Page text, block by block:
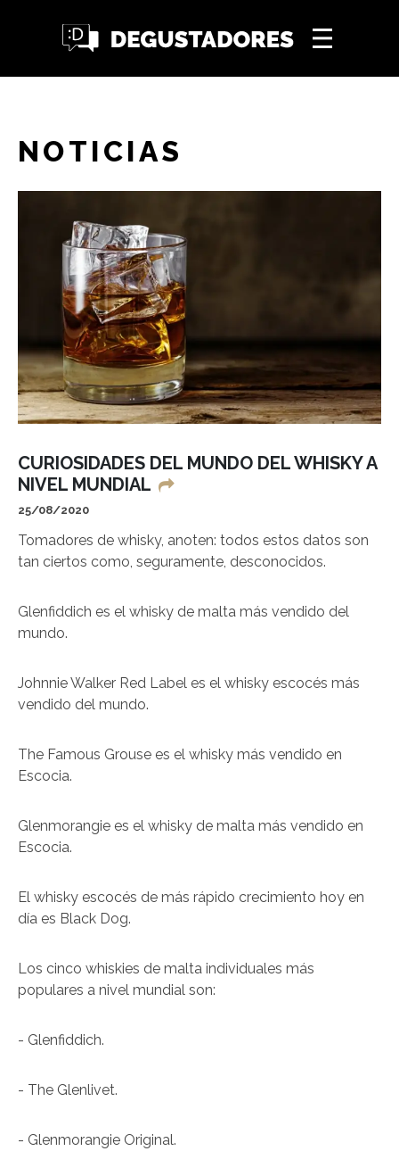
NOTICIAS
CURIOSIDADES DEL MUNDO DEL WHISKY A
NIVEL MUNDIAL
25/08/2020
Tomadores de whisky, anoten: todos estos datos son
tan ciertos como, seguramente, desconocidos.
Glenfiddich es el whisky de malta más vendido del
mundo.
Johnnie Walker Red Label es el whisky escocés más
vendido del mundo.
The Famous Grouse es el whisky más vendido en
Escocia.
Glenmorangie es el whisky de malta más vendido en
Escocia.
El whisky escocés de más rápido crecimiento hoy en
día es Black Dog.
Los cinco whiskies de malta individuales más
populares a nivel mundial son:
- Glenfiddich.
- The Glenlivet.
- Glenmorangie Original.